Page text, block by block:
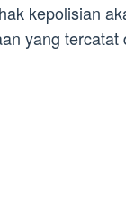
kepolisian
yang tercatat